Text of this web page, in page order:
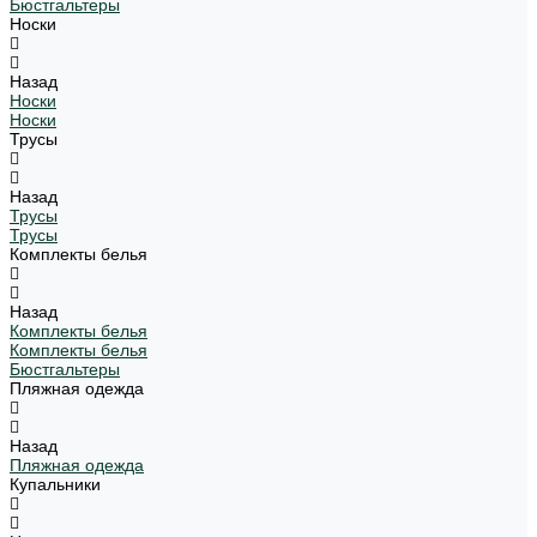
Бюстгальтеры
Носки
Назад
Носки
Носки
Трусы
Назад
Трусы
Трусы
Комплекты белья
Назад
Комплекты белья
Комплекты белья
Бюстгальтеры
Пляжная одежда
Назад
Пляжная одежда
Купальники